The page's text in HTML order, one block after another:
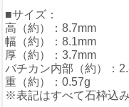
■サイズ：
高（約）：8.7mm
幅（約）：8.1mm
厚（約）：3.7mm
バチカン内部（約）：
重（約）：0.57g
※表記はすべて石枠込